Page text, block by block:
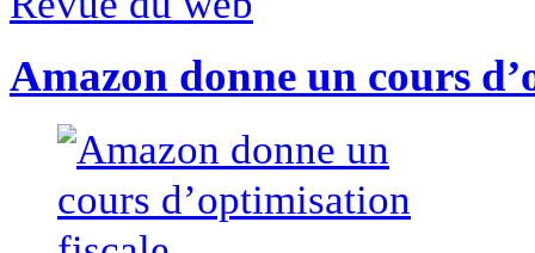
Amazon donne un cours